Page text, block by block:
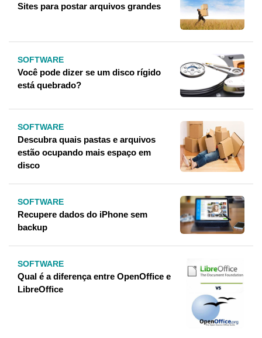
Sites para postar arquivos grandes
SOFTWARE
Você pode dizer se um disco rígido
está quebrado?
SOFTWARE
Descubra quais pastas e arquivos
estão ocupando mais espaço em
disco
SOFTWARE
Recupere dados do iPhone sem
backup
SOFTWARE
Qual é a diferença entre OpenOffice e
LibreOffice